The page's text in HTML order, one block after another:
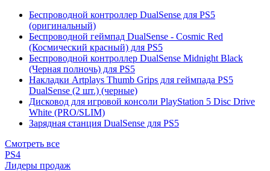
Беспроводной контроллер DualSense для PS5
(оригинальный)
Беспроводной геймпад DualSense - Cosmic Red
(Космический красный) для PS5
Беспроводной контроллер DualSense Midnight Black
(Черная полночь) для PS5
Накладки Artplays Thumb Grips для геймпада PS5
DualSense (2 шт.) (черные)
Дисковод для игровой консоли PlayStation 5 Disc Drive
White (PRO/SLIM)
Зарядная станция DualSense для PS5
Смотреть все
PS4
Лидеры продаж